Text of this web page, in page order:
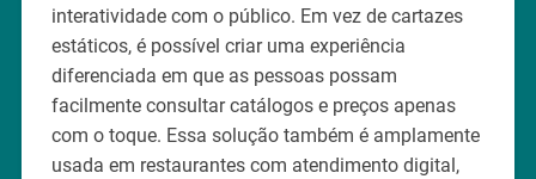
interatividade com o público. Em vez de cartazes
estáticos, é possível criar uma experiência
diferenciada em que as pessoas possam
facilmente consultar catálogos e preços apenas
com o toque. Essa solução também é amplamente
usada em restaurantes com atendimento digital,